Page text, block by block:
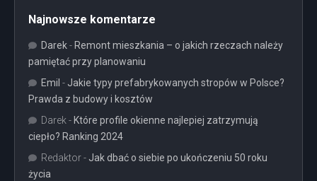
Najnowsze komentarze
Darek- Remont mieszkania – o jakich rzeczach należy
pamiętać przy planowaniu
Emil - Jakie typy prefabrykowanych stropów w Polsce?
Prawda z budowy i kosztów
Darek - Które profile okienne najlepiej zatrzymują
ciepło? Ranking 2024
Redaktor- Jak dbać o siebie po ukończeniu 50 roku
życia